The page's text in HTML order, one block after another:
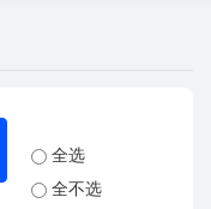
全选
全不选